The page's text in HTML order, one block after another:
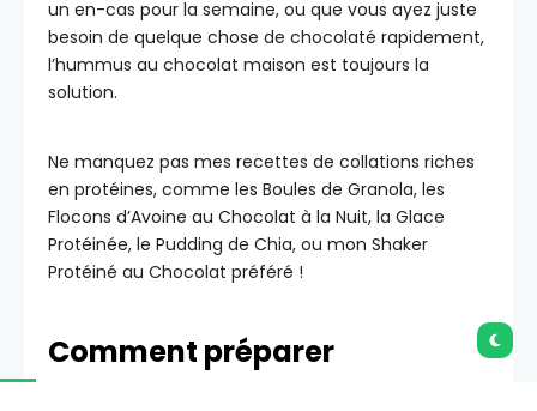
un en-cas pour la semaine, ou que vous ayez juste
besoin de quelque chose de chocolaté rapidement,
l’hummus au chocolat maison est toujours la
solution.
Ne manquez pas mes recettes de collations riches
en protéines, comme les Boules de Granola, les
Flocons d’Avoine au Chocolat à la Nuit, la Glace
Protéinée, le Pudding de Chia, ou mon Shaker
Protéiné au Chocolat préféré !
Comment préparer